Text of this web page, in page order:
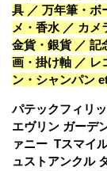
具 ／ 万年筆・ボ
メ・香水 ／ カ
金貨・銀貨 ／ 記
画・掛け軸 ／ レ
ン・シャンパン
パテックフィリ
エヴリン ガーデ
ァニー Tスマイ
ュストアンクル